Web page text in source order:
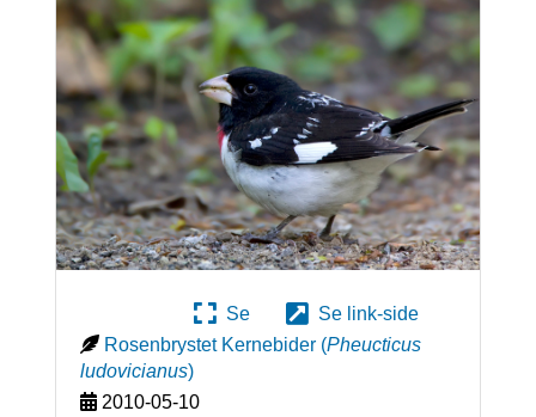
Se
Se link-side
Rosenbrystet Kernebider (Pheucticus
ludovicianus)
2010-05-10